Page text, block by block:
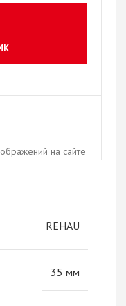
на сайте
REHAU
35 мм